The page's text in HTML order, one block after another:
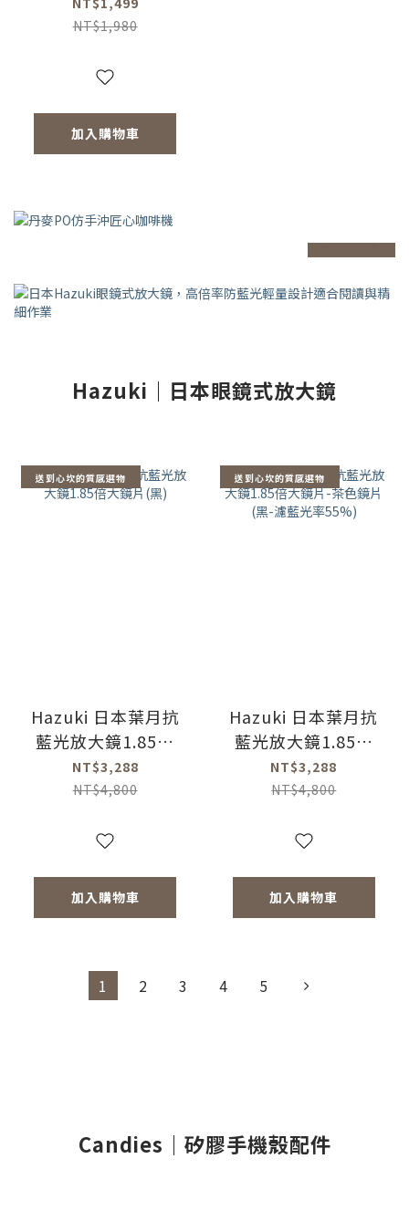
NT$1,980
加入購物車
Hazuki｜日本眼鏡式放大鏡
送到心坎的質感選物
Hazuki 日本葉月抗
藍光放大鏡1.85倍
大鏡片(黑)
NT$3,288
NT$4,800
加入購物車
送到心坎的質感選物
Hazuki 日本葉月抗
藍光放大鏡1.85倍
大鏡片-茶色鏡片
(黑-濾藍光率55%)
NT$3,288
NT$4,800
加入購物車
1 2 3 4 5
Candies｜矽膠手機殼配件